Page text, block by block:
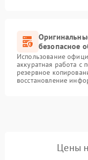
безопасное
Использование
аккуратная работа с
резервное
восстановление
Цены